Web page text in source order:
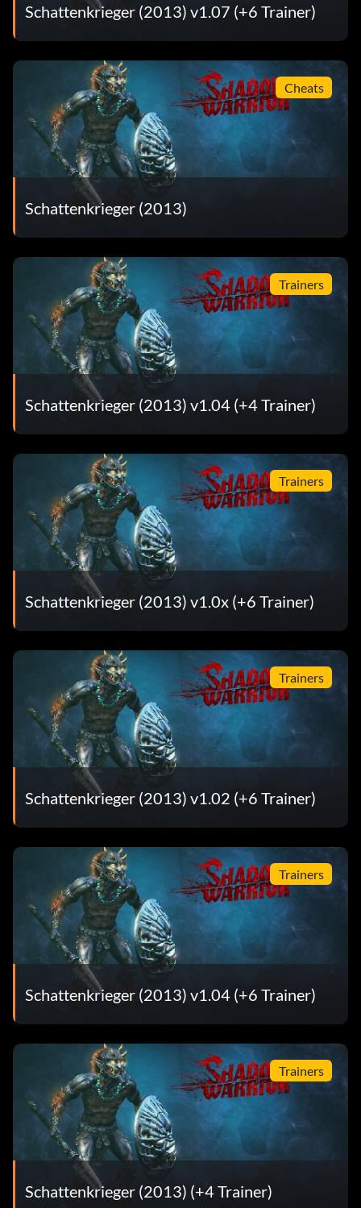
Schattenkrieger (2013) v1.07 (+6 Trainer)
Cheats
Schattenkrieger (2013)
Trainers
Schattenkrieger (2013) v1.04 (+4 Trainer)
Trainers
Schattenkrieger (2013) v1.0x (+6 Trainer)
Trainers
Schattenkrieger (2013) v1.02 (+6 Trainer)
Trainers
Schattenkrieger (2013) v1.04 (+6 Trainer)
Trainers
Schattenkrieger (2013) (+4 Trainer)